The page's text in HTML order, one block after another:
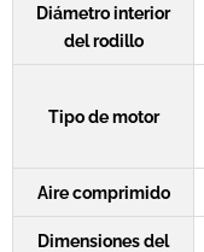
Diámetro interior
del rodillo
Tipo de motor
Aire comprimido
Dimensiones del